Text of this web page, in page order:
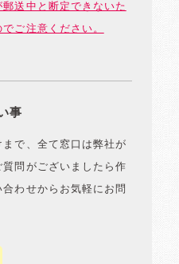
送中と断定できないた
ご注意ください。
事
で、全て窓口は弊社が
問がございましたら作
わせからお気軽にお問